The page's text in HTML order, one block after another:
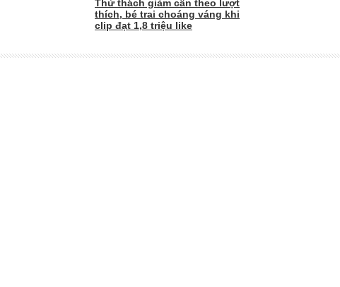
Thử thách giảm cân theo lượt
thích, bé trai choáng váng khi
clip đạt 1,8 triệu like